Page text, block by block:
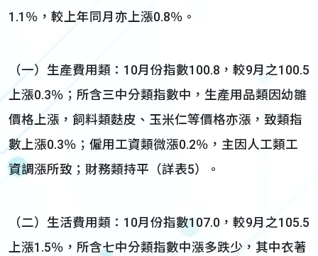
1.1％，較上年同月亦上漲0.8％。
（一）生產費用類：10月份指數100.8，較9月之100.5
上漲0.3％；所含三中分類指數中，生產用品類因幼雛
價格上漲，飼料類麩皮、玉米仁等價格亦漲，致類指
數上漲0.3％；僱用工資類微漲0.2％，主因人工類工
資調漲所致；財務類持平（詳表5）。
（二）生活費用類：10月份指數107.0，較9月之105.5
上漲1.5％，所含七中分類指數中漲多跌少，其中衣著